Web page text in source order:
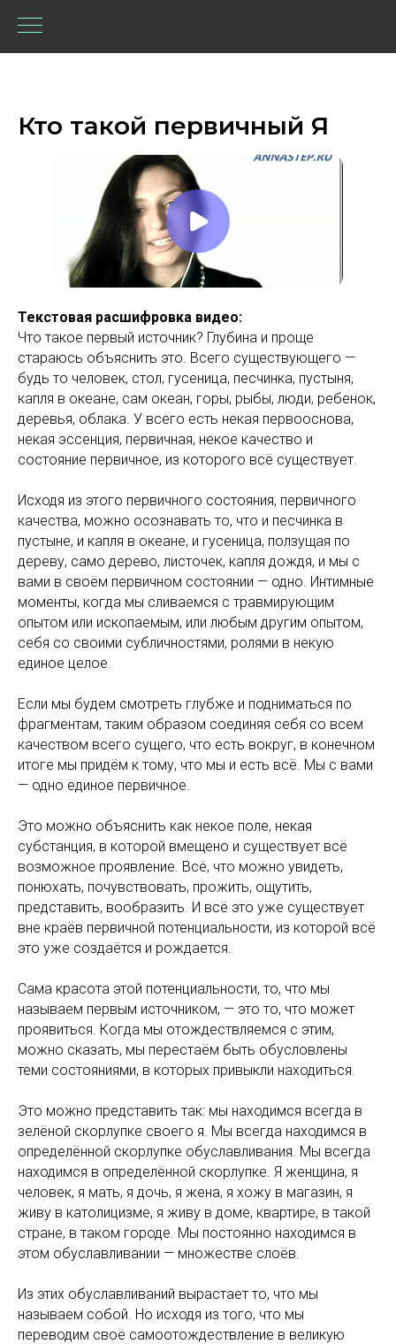
Кто такой первичный Я
Текстовая расшифровка видео:
Что такое первый источник? Глубина и проще
стараюсь объяснить это. Всего существующего —
будь то человек, стол, гусеница, песчинка, пустыня,
капля в океане, сам океан, горы, рыбы, люди, ребенок,
деревья, облака. У всего есть некая первооснова,
некая эссенция, первичная, некое качество и
состояние первичное, из которого всё существует.
Исходя из этого первичного состояния, первичного
качества, можно осознавать то, что и песчинка в
пустыне, и капля в океане, и гусеница, ползущая по
дереву, само дерево, листочек, капля дождя, и мы с
вами в своём первичном состоянии — одно. Интимные
моменты, когда мы сливаемся с травмирующим
опытом или ископаемым, или любым другим опытом,
себя со своими субличностями, ролями в некую
единое целое.
Если мы будем смотреть глубже и подниматься по
фрагментам, таким образом соединяя себя со всем
качеством всего сущего, что есть вокруг, в конечном
итоге мы придём к тому, что мы и есть всё. Мы с вами
— одно единое первичное.
Это можно объяснить как некое поле, некая
субстанция, в которой вмещено и существует всё
возможное проявление. Всё, что можно увидеть,
понюхать, почувствовать, прожить, ощутить,
представить, вообразить. И всё это уже существует
вне краёв первичной потенциальности, из которой всё
это уже создаётся и рождается.
Сама красота этой потенциальности, то, что мы
называем первым источником, — это то, что может
проявиться. Когда мы отождествляемся с этим,
можно сказать, мы перестаём быть обусловлены
теми состояниями, в которых привыкли находиться.
Это можно представить так: мы находимся всегда в
зелёной скорлупке своего я. Мы всегда находимся в
определённой скорлупке обуславливания. Мы всегда
находимся в определённой скорлупке. Я женщина, я
человек, я мать, я дочь, я жена, я хожу в магазин, я
живу в католицизме, я живу в доме, квартире, в такой
стране, в таком городе. Мы постоянно находимся в
этом обуславливании — множестве слоёв.
Из этих обуславливаний вырастает то, что мы
называем собой. Но исходя из того, что мы
переводим своё самоотождествление в великую